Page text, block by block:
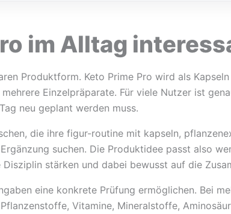
im Alltag
Produktform. Keto Prime Pro wird als
Einzelpräparate. Für viele Nutzer ist
neu geplant werden muss.
die ihre figur-routine mit kapseln,
suchen. Die Produktidee passt also
stärken und dabei bewusst auf die
eine konkrete Prüfung ermöglichen. Bei
Vitamine, Mineralstoffe,